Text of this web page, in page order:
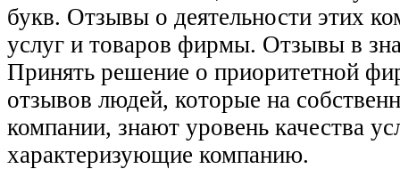
букв. Отзывы о деятельности этих
услуг и товаров фирмы. Отзывы в
Принять решение о приоритетной
отзывов людей, которые на
компании, знают уровень качества
характеризующие компанию.